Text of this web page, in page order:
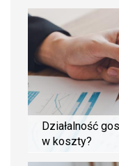
Działalność
w koszty?